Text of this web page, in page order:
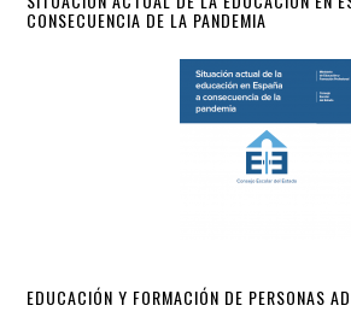
CONSECUENCIA DE LA PANDEMIA
EDUCACIÓN Y FORMACIÓN DE PERSONAS